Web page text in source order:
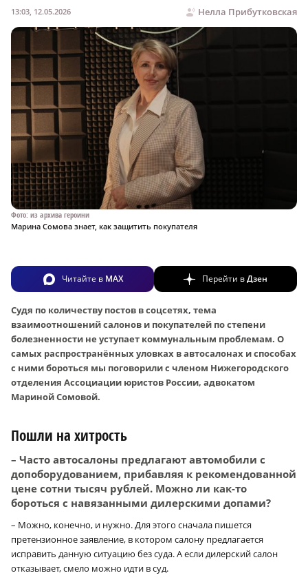
Нелла Прибутковская
13:03, 12.05.2026
Фото: из архива героини
Марина Сомова знает, как защитить покупателя
Читайте в MAX Перейти вДзен
Судя по количеству постов в соцсетях, тема
взаимоотношений салонов и покупателей по степени
болезненности не уступает коммунальным проблемам. О
самых распространённых уловках в автосалонах и способах
с ними бороться мы поговорили с членом Нижегородского
отделения Ассоциации юристов России, адвокатом
Мариной Сомовой.
Пошли на хитрость
– Часто автосалоны предлагают автомобили с
допоборудованием, прибавляя к рекомендованной
цене сотни тысяч руб­лей. Можно ли как-то
бороться с навязанными дилерскими допами?
– Можно, конечно, и нужно. Для этого сначала пишется
претензионное заявление, в котором салону предлагается
исправить данную ситуацию без суда. А если дилерский салон
отказывает, смело можно идти в суд.